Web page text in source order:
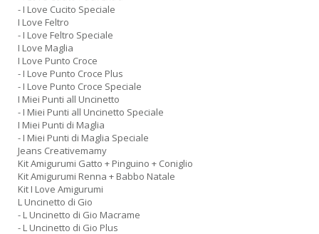
- I Love Cucito Speciale
I Love Feltro
- I Love Feltro Speciale
I Love Maglia
I Love Punto Croce
- I Love Punto Croce Plus
- I Love Punto Croce Speciale
I Miei Punti all Uncinetto
- I Miei Punti all Uncinetto Speciale
I Miei Punti di Maglia
- I Miei Punti di Maglia Speciale
Jeans Creativemamy
Kit Amigurumi Gatto + Pinguino + Coniglio
Kit Amigurumi Renna + Babbo Natale
Kit I Love Amigurumi
L Uncinetto di Gio
- L Uncinetto di Gio Macrame
- L Uncinetto di Gio Plus